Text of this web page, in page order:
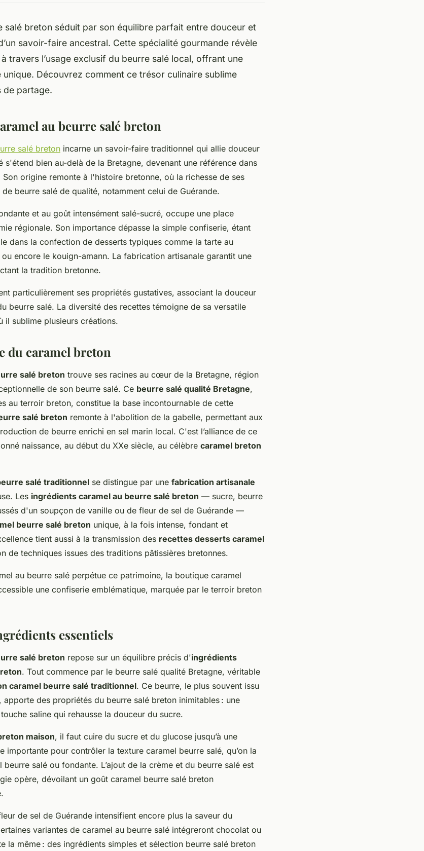
salé breton séduit par son équilibre parfait entre douceur et
savoir-faire ancestral. Cette spécialité gourmande révèle
à travers l’usage exclusif du beurre salé local, offrant une
Découvrez comment ce trésor culinaire sublime
de partage.
au beurre salé breton
salé breton incarne un savoir-faire traditionnel qui allie douceur
s'étend bien au-delà de la Bretagne, devenant une référence dans
origine remonte à l'histoire bretonne, où la richesse de ses
beurre salé de qualité, notamment celui de Guérande.
et au goût intensément salé-sucré, occupe une place
régionale. Son importance dépasse la simple confiserie, étant
dans la confection de desserts typiques comme la tarte au
encore le kouign-amann. La fabrication artisanale garantit une
la tradition bretonne.
particulièrement ses propriétés gustatives, associant la douceur
beurre salé. La diversité des recettes témoigne de sa versatile
il sublime plusieurs créations.
du caramel breton
salé breton trouve ses racines au cœur de la Bretagne, région
de son beurre salé. Ce beurre salé qualité Bretagne,
au terroir breton, constitue la base incontournable de cette
salé breton remonte à l'abolition de la gabelle, permettant aux
de beurre enrichi en sel marin local. C'est l’alliance de ce
naissance, au début du XXe siècle, au célèbre caramel breton
salé traditionnel se distingue par une fabrication artisanale
Les ingrédients caramel au beurre salé breton — sucre, beurre
d'un soupçon de vanille ou de fleur de sel de Guérande —
beurre salé breton unique, à la fois intense, fondant et
tient aussi à la transmission des recettes desserts caramel
de techniques issues des traditions pâtissières bretonnes.
au beurre salé perpétue ce patrimoine, la boutique caramel
une confiserie emblématique, marquée par le terroir breton
essentiels
salé breton repose sur un équilibre précis d'ingrédients
. Tout commence par le beurre salé qualité Bretagne, véritable
caramel beurre salé traditionnel. Ce beurre, le plus souvent issu
apporte des propriétés du beurre salé breton inimitables : une
saline qui rehausse la douceur du sucre.
maison, il faut cuire du sucre et du glucose jusqu’à une
importante pour contrôler la texture caramel beurre salé, qu’on la
salé ou fondante. L’ajout de la crème et du beurre salé est
opère, dévoilant un goût caramel beurre salé breton
de sel de Guérande intensifient encore plus la saveur du
variantes de caramel au beurre salé intégreront chocolat ou
la même : des ingrédients simples et sélection beurre salé breton